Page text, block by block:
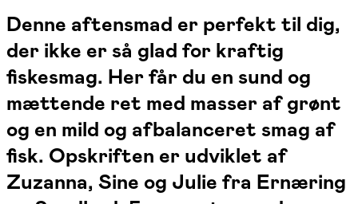
Denne aftensmad er perfekt til dig,
der ikke er så glad for kraftig
fiskesmag. Her får du en sund og
mættende ret med masser af grønt
og en mild og afbalanceret smag af
fisk. Opskriften er udviklet af
Zuzanna, Sine og Julie fra Ernæring